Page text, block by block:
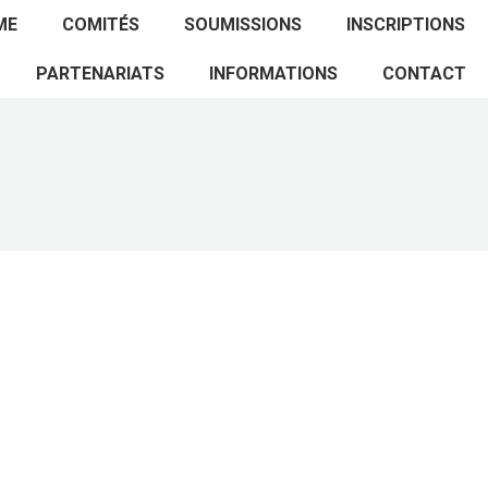
COMITÉS SOUMISSIONS INSCRIPTIONS
PARTENARIATS INFORMATIONS CONTACT
ACCUEIL PROGRAMME COMITÉS
SOUMISSIONS INSCRIPTIONS PARTENARIATS